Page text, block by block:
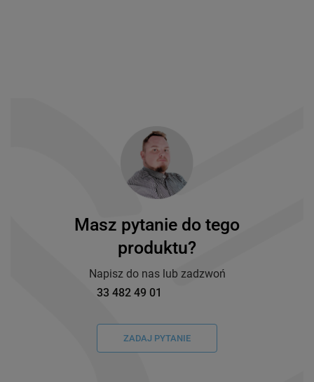
Masz pytanie do tego
produktu?
Napisz do nas lub zadzwoń
33 482 49 01
ZADAJ PYTANIE